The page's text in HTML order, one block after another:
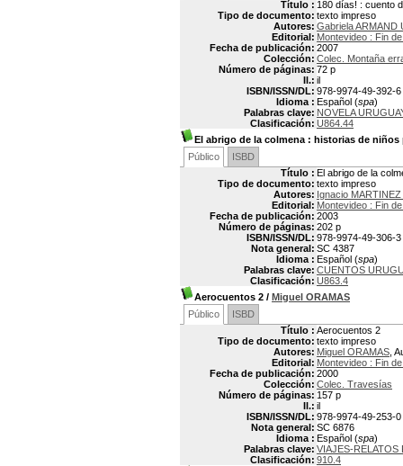
Título : 180 días! : cuento
Tipo de documento: texto impreso
Autores: Gabriela ARMAND
Editorial: Montevideo : Fin
Fecha de publicación: 2007
Colección: Colec. Montaña
Número de páginas: 72 p
Il.: il
ISBN/ISSN/DL: 978-9974-49-392-6
Idioma : Español (spa)
Palabras clave: NOVELA
Clasificación: U864.44
El abrigo de la colmena : historias de niños
Público
ISBD
Título : El abrigo de la
Tipo de documento: texto impreso
Autores: Ignacio
Editorial: Montevideo : Fin
Fecha de publicación: 2003
Número de páginas: 202 p
ISBN/ISSN/DL: 978-9974-49-306-3
Nota general: SC 4387
Idioma : Español (spa)
Palabras clave: CUENTOS
Clasificación: U863.4
Aerocuentos 2 / Miguel ORAMAS
Público
ISBD
Título : Aerocuentos 2
Tipo de documento: texto impreso
Autores: Miguel ORAMAS ,
Editorial: Montevideo : Fin
Fecha de publicación: 2000
Colección: Colec. Travesías
Número de páginas: 157 p
Il.: il
ISBN/ISSN/DL: 978-9974-49-253-0
Nota general: SC 6876
Idioma : Español (spa)
Palabras clave: VIAJES-RELATOS
Clasificación: 910.4